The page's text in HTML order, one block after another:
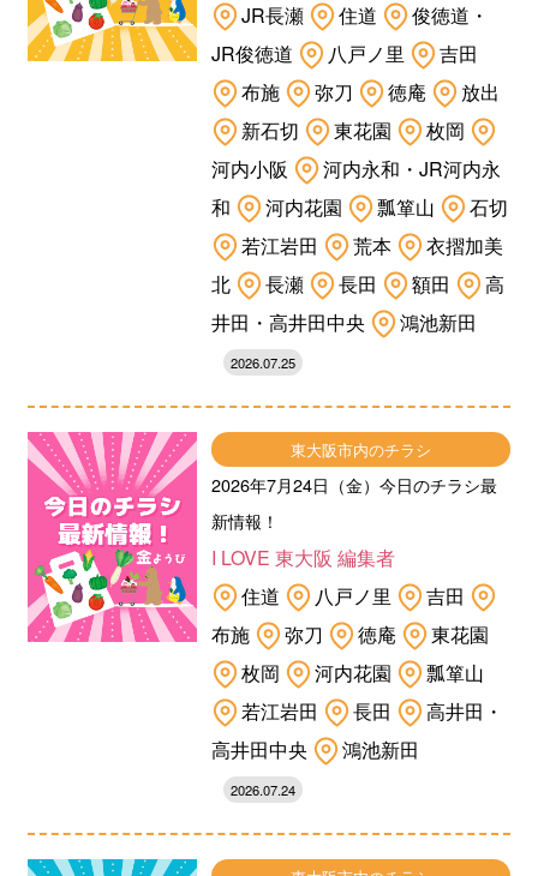
JR長瀬
住道
俊徳道・
JR俊徳道
八戸ノ里
吉田
布施
弥刀 徳庵
放出
新石切
東花園
枚岡
河内小阪
河内永和・JR河内永
和
河内花園 瓢箪山
石切
若江岩田
荒本
衣摺加美
北
長瀬 長田 額田
高
井田・高井田中央
鴻池新田
2026.07.25
東大阪市内のチラシ
2026年7月24日（金）今日のチラシ最
新情報！
I LOVE 東大阪 編集者
住道
八戸ノ里
吉田
布施
弥刀 徳庵
東花園
枚岡
河内花園
瓢箪山
若江岩田
長田
高井田・
高井田中央
鴻池新田
2026.07.24